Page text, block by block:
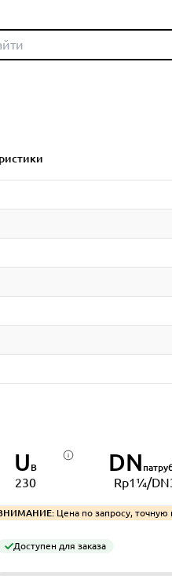
U В
230
DN
Rp1¼/
Цена по запросу, точную
Доступен для заказа